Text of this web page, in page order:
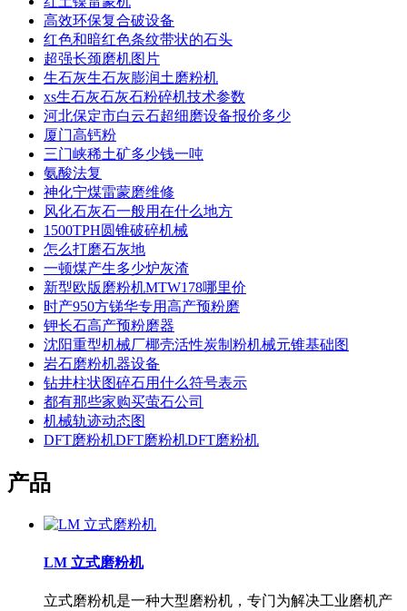
高效环保复合破设备
红色和暗红色条纹带状的石头
超强长颈磨机图片
生石灰生石灰膨润土磨粉机
xs生石灰石灰石粉碎机技术参数
河北保定市白云石超细磨设备报价多少
厦门高钙粉
三门峡稀土矿多少钱一吨
氨酸法复
神化宁煤雷蒙磨维修
风化石灰石一般用在什么地方
1500TPH圆锥破碎机械
怎么打磨石灰地
一顿煤产生多少炉灰渣
新型欧版磨粉机MTW178哪里价
时产950方锑华专用高产预粉磨
钾长石高产预粉磨器
沈阳重型机械厂椰壳活性炭制粉机械元锥基础图
岩石磨粉机器设备
钻井柱状图碎石用什么符号表示
都有那些家购买萤石公司
机械轨迹动态图
DFT磨粉机DFT磨粉机DFT磨粉机
产品
LM 立式磨粉机
立式磨粉机是一种大型磨粉机，专门为解决工业磨机产